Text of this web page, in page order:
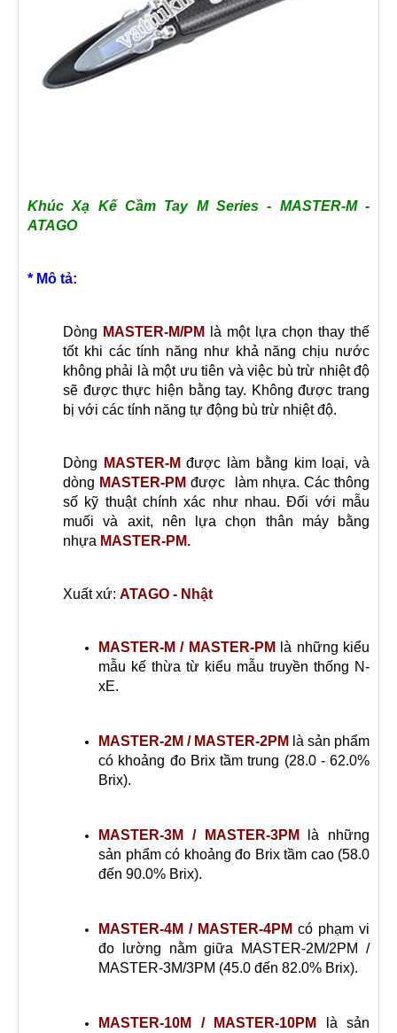
Khúc Xạ Kế Cầm Tay M Series - MASTER-M -
ATAGO
* Mô tả:
Dòng MASTER-M/PM
là một lựa chọn thay thế
tốt khi các tính năng như khả năng chịu nước
không phải là một ưu tiên và việc bù trừ nhiệt độ
sẽ được thực hiện bằng tay. Không được trang
bị với các tính năng tự động bù trừ nhiệt độ.
Dòng MASTER-M được làm bằng kim loại, và
dòng MASTER-PM được làm nhựa. Các thông
số kỹ thuật chính xác như nhau. Đối với mẫu
muối và axit, nên lựa chọn thân máy bằng
nhựa MASTER-PM.
Xuất xứ: ATAGO - Nhật
MASTER-M / MASTER-PM
là những kiểu
mẫu kế thừa từ kiểu mẫu truyền thống N-
xE.
MASTER-2M / MASTER-2PM là sản phẩm
có khoảng đo Brix tầm trung (28.0 - 62.0%
Brix).
MASTER-3M / MASTER-3PM là những
sản phẩm có khoảng đo Brix tầm cao (58.0
đến 90.0% Brix).
MASTER-4M / MASTER-4PM có phạm vi
đo lường nằm giữa MASTER-2M/2PM /
MASTER-3M/3PM (45.0 đến 82.0% Brix).
MASTER-10M / MASTER-10PM
là sản